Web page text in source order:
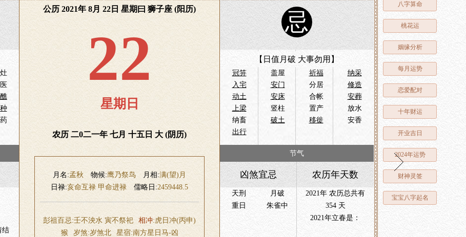
八字算命
桃花运
姻缘分析
每月运势
恋爱配对
十年财运
开业吉日
2024年运势
财神灵签
宝宝八字起名
结
公历 2021年 8月 22日 星期曰 狮子座 (阳历)
22
星期日
农历 二0二一年 七月 十五日 大 (阴历)
月名:孟秋 物候:鹰乃祭鸟 月相:满(望)月
日禄:亥命互禄 甲命进禄 儒略日:2459448.5
彭祖百忌:壬不泱水 寅不祭祀 相冲:虎日冲(丙申)
猴
岁煞:岁煞北 星宿:南方星日马-凶
忌
【日值月破 大事勿用】
冠笄 盖屋 祈福
纳采
入宅
安门 分居
修造
动土
安床 合帐
安葬
上梁
竖柱 置产
放水
纳畜
破土 移徙
安香
出行
节气
凶煞宜忌
天刑
月破
重日
朱雀中
农历年天数
2021年 农历总共有
354 天
2021年立春是：